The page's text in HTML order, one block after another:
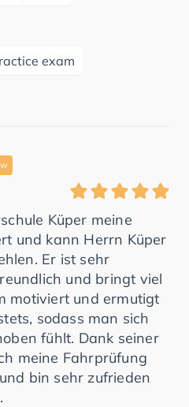
exam
Küper meine
und kann Herrn Küper
Er ist sehr
und bringt viel
motiviert und ermutigt
sodass man sich
fühlt. Dank seiner
meine Fahrprüfung
bin sehr zufrieden